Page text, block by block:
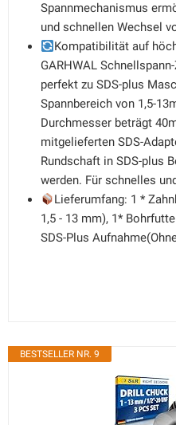
Spannmechanismus
und schnellen Wechsel
Kompatibilität auf
GARHWAL
perfekt zu SDS-plus
Spannbereich von 1,5-
Durchmesser beträgt
mitgelieferten SDS-
Rundschaft in SDS-plus
werden. Für schnelles
Lieferumfang: 1 *
1,5 - 13 mm), 1*
SDS-Plus
BESTSELLER NR. 9